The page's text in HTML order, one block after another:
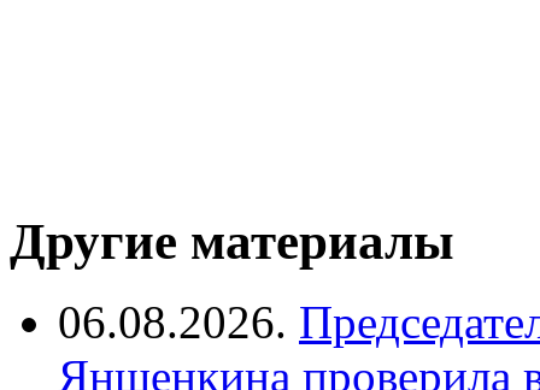
Другие материалы
06.08.2026.
Яншенкина проверила